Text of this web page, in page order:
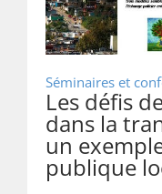
Séminaires et
Les défis
dans la
un
publique